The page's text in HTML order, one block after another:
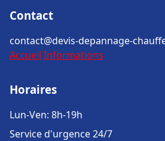
Contact
contact@devis-depannage-
Accueil Informations
Horaires
Lun-Ven: 8h-19h
Service d'urgence 24/7